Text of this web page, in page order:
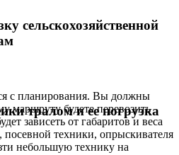
сельскохозяйственной
с планирования. Вы должны
маршруту будете перевозить
зависеть от габаритов и веса
посевной техники, опрыскивателя
небольшую технику на
тралом и ее погрузка